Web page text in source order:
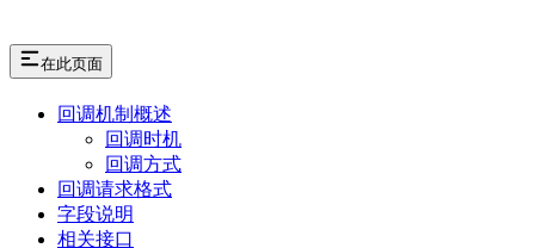
在此页面
回调机制概述
回调时机
回调方式
回调请求格式
字段说明
相关接口